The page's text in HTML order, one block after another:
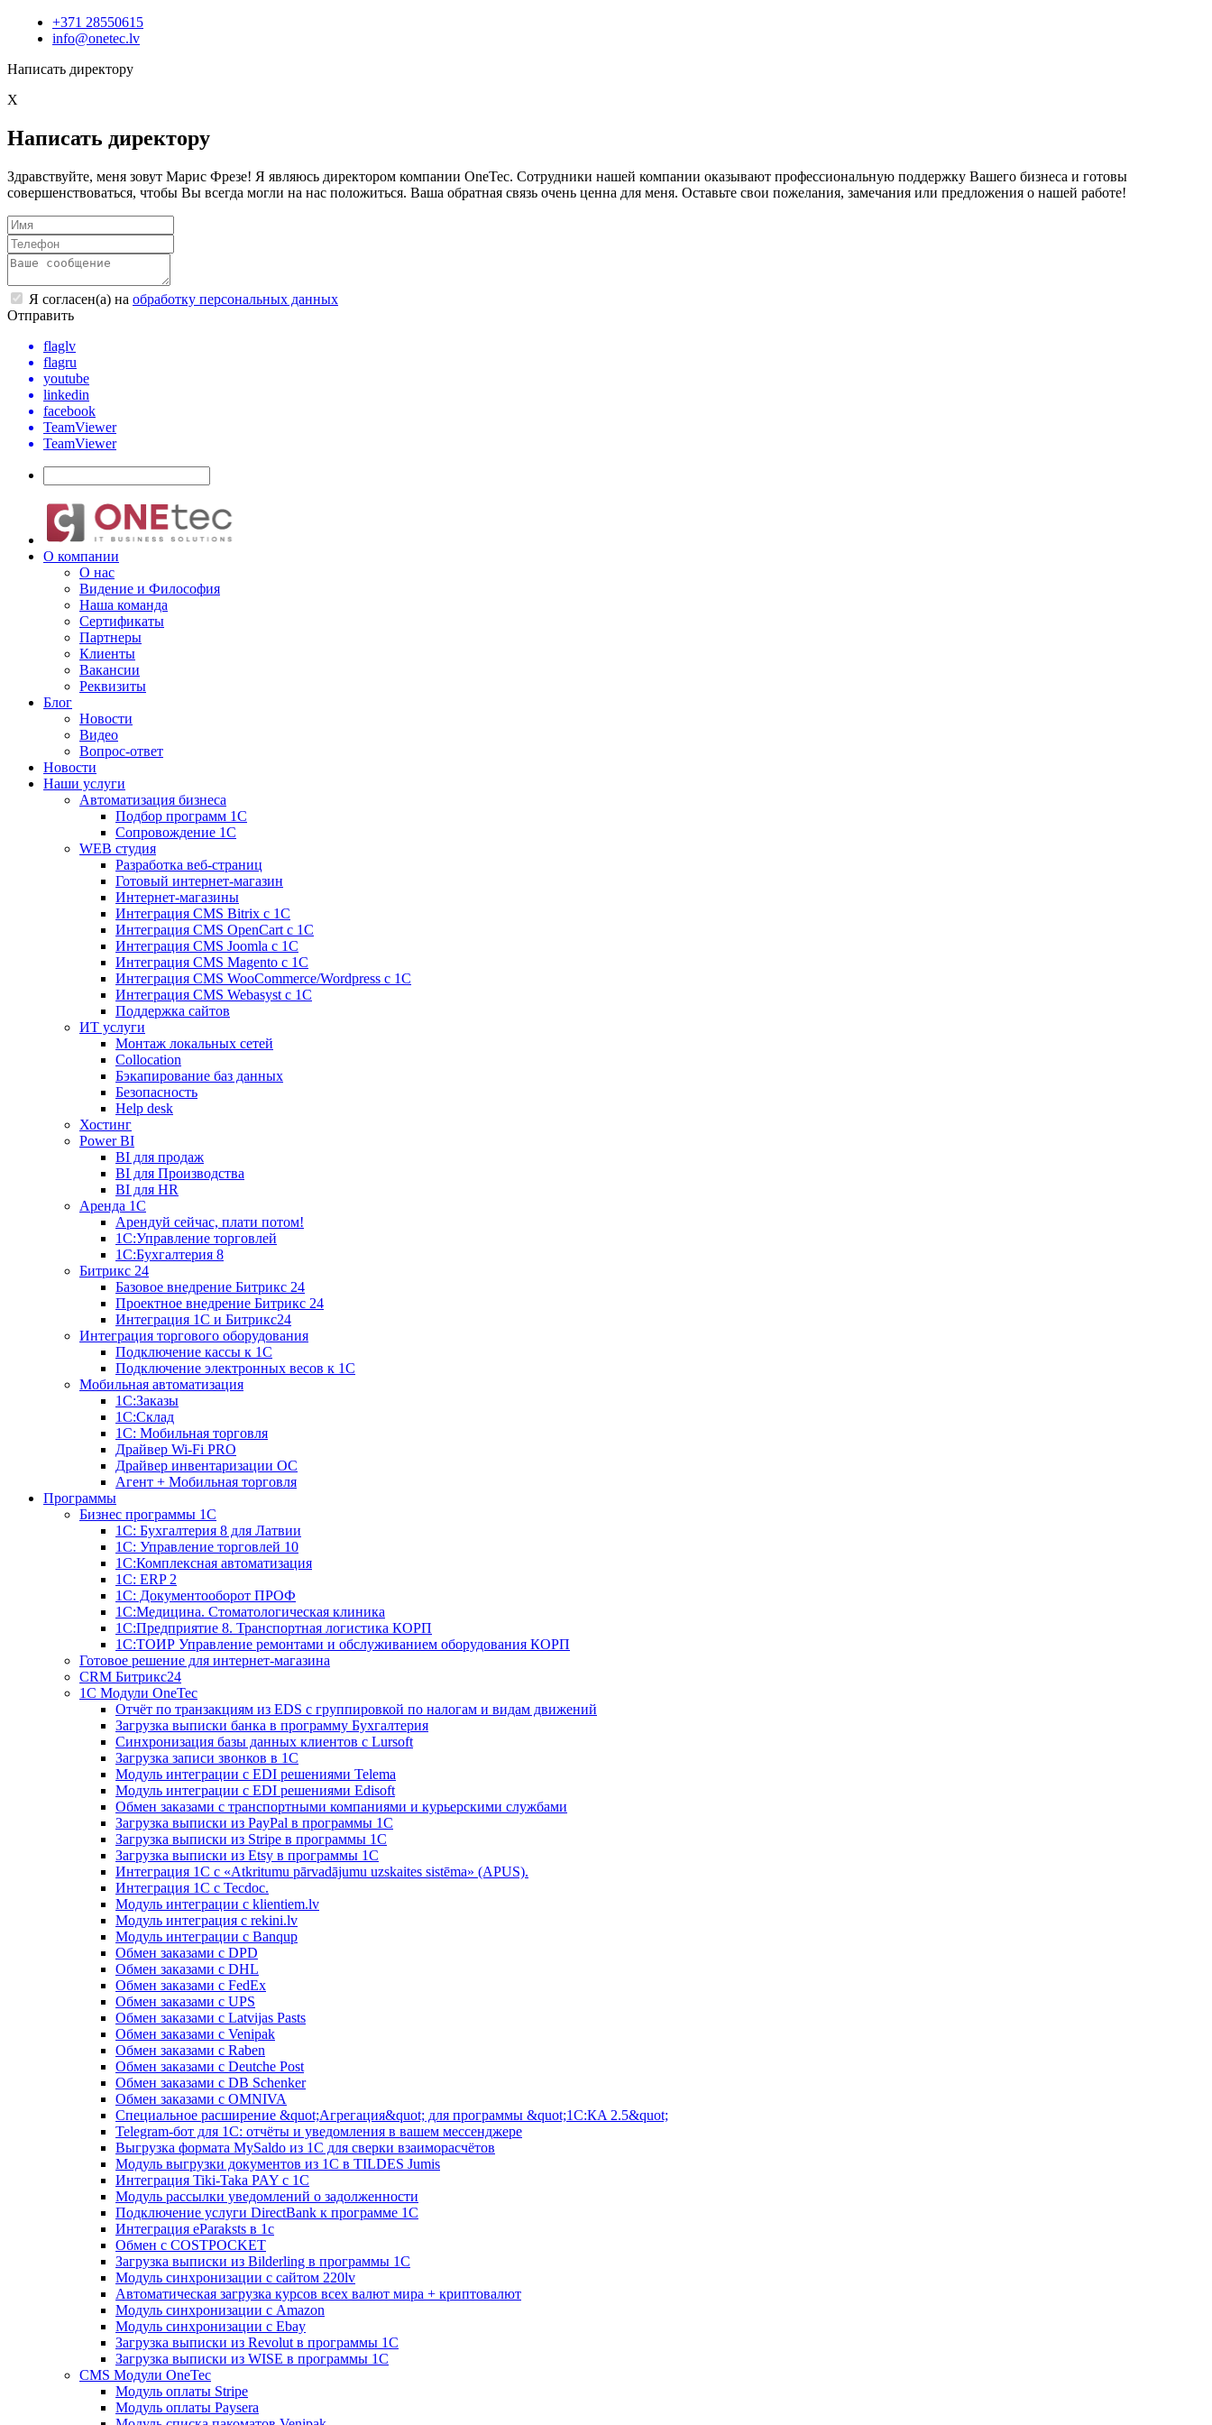
+371 28550615
info@onetec.lv
Написать директору
X
Написать директору
Здравствуйте, меня зовут Марис Фрезе! Я являюсь директором компании OneTec. Сотрудники нашей компании оказывают профессиональную поддержку Вашего бизнеса и готовы
совершенствоваться, чтобы Вы всегда могли на нас положиться. Ваша обратная связь очень ценна для меня. Оставьте свои пожелания, замечания или предложения о нашей работе!
Я согласен(а) на обработку персональных данных
Отправить
flaglv
flagru
youtube
linkedin
facebook
TeamViewer
TeamViewer
О компании
О нас
Видение и Философия
Наша команда
Сертификаты
Партнеры
Клиенты
Вакансии
Реквизиты
Блог
Новости
Видео
Вопрос-ответ
Новости
Наши услуги
Автоматизация бизнеса
Подбор программ 1С
Сопровождение 1С
WEB студия
Разработка веб-страниц
Готовый интернет-магазин
Интернет-магазины
Интеграция CMS Bitrix с 1С
Интеграция CMS OpenCart с 1С
Интеграция CMS Joomla с 1С
Интеграция CMS Magento с 1С
Интеграция CMS WooCommerce/Wordpress с 1С
Интеграция CMS Webasyst с 1С
Поддержка сайтов
ИТ услуги
Монтаж локальных сетей
Collocation
Бэкапирование баз данных
Безопасность
Help desk
Хостинг
Power BI
BI для продаж
BI для Производства
BI для HR
Аренда 1C
Арендуй сейчас, плати потом!
1С:Управление торговлей
1С:Бухгалтерия 8
Битрикс 24
Базовое внедрение Битрикс 24
Проектное внедрение Битрикс 24
Интеграция 1С и Битрикс24
Интеграция торгового оборудования
Подключение кассы к 1С
Подключение электронных весов к 1С
Мобильная автоматизация
1С:Заказы
1С:Склад
1С: Мобильная торговля
Драйвер Wi-Fi PRO
Драйвер инвентаризации ОС
Агент + Мобильная торговля
Программы
Бизнес программы 1С
1С: Бухгалтерия 8 для Латвии
1С: Управление торговлей 10
1C:Комплексная автоматизация
1С: ERP 2
1С: Документооборот ПРОФ
1С:Медицина. Стоматологическая клиника
1С:Предприятие 8. Транспортная логистика КОРП
1С:ТОИР Управление ремонтами и обслуживанием оборудования КОРП
Готовое решение для интернет-магазина
CRM Битрикс24
1C Модули OneTec
Отчёт по транзакциям из EDS с группировкой по налогам и видам движений
Загрузка выписки банка в программу Бухгалтерия
Синхронизация базы данных клиентов с Lursoft
Загрузка записи звонков в 1С
Модуль интеграции с EDI решениями Telema
Модуль интеграции с EDI решениями Edisoft
Обмен заказами с транспортными компаниями и курьерскими службами
Загрузка выписки из PayPal в программы 1C
Загрузка выписки из Stripe в программы 1C
Загрузка выписки из Etsy в программы 1C
Интеграция 1С с «Atkritumu pārvadājumu uzskaites sistēma» (APUS).
Интеграция 1С с Tecdoc.
Модуль интеграции с klientiem.lv
Модуль интеграция с rekini.lv
Модуль интеграции с Banqup
Обмен заказами с DPD
Обмен заказами с DHL
Обмен заказами с FedEx
Обмен заказами с UPS
Обмен заказами с Latvijas Pasts
Обмен заказами с Venipak
Обмен заказами с Raben
Обмен заказами с Deutche Post
Обмен заказами с DB Schenker
Обмен заказами с OMNIVA
Специальное расширение &quot;Агрегация&quot; для программы &quot;1С:КA 2.5&quot;
Telegram-бот для 1С: отчёты и уведомления в вашем мессенджере
Выгрузка формата MySaldo из 1C для сверки взаиморасчётов
Модуль выгрузки документов из 1С в TILDES Jumis
Интеграция Tiki-Taka PAY с 1С
Модуль рассылки уведомлений о задолженности
Подключение услуги DirectBank к программе 1С
Интеграция eParaksts в 1с
Обмен с COSTPOCKET
Загрузка выписки из Bilderling в программы 1C
Модуль синхронизации с сайтом 220lv
Автоматическая загрузка курсов всех валют мира + криптовалют
Модуль синхронизации с Amazon
Модуль синхронизации с Ebay
Загрузка выписки из Revolut в программы 1C
Загрузка выписки из WISE в программы 1C
CMS Модули OneTec
Модуль оплаты Stripe
Модуль оплаты Paysera